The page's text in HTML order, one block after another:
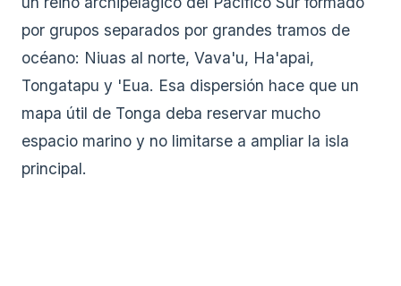
por grupos separados por grandes tramos de
océano: Niuas al norte, Vava'u, Ha'apai,
Tongatapu y 'Eua. Esa dispersión hace que un
mapa útil de Tonga deba reservar mucho
espacio marino y no limitarse a ampliar la isla
principal.